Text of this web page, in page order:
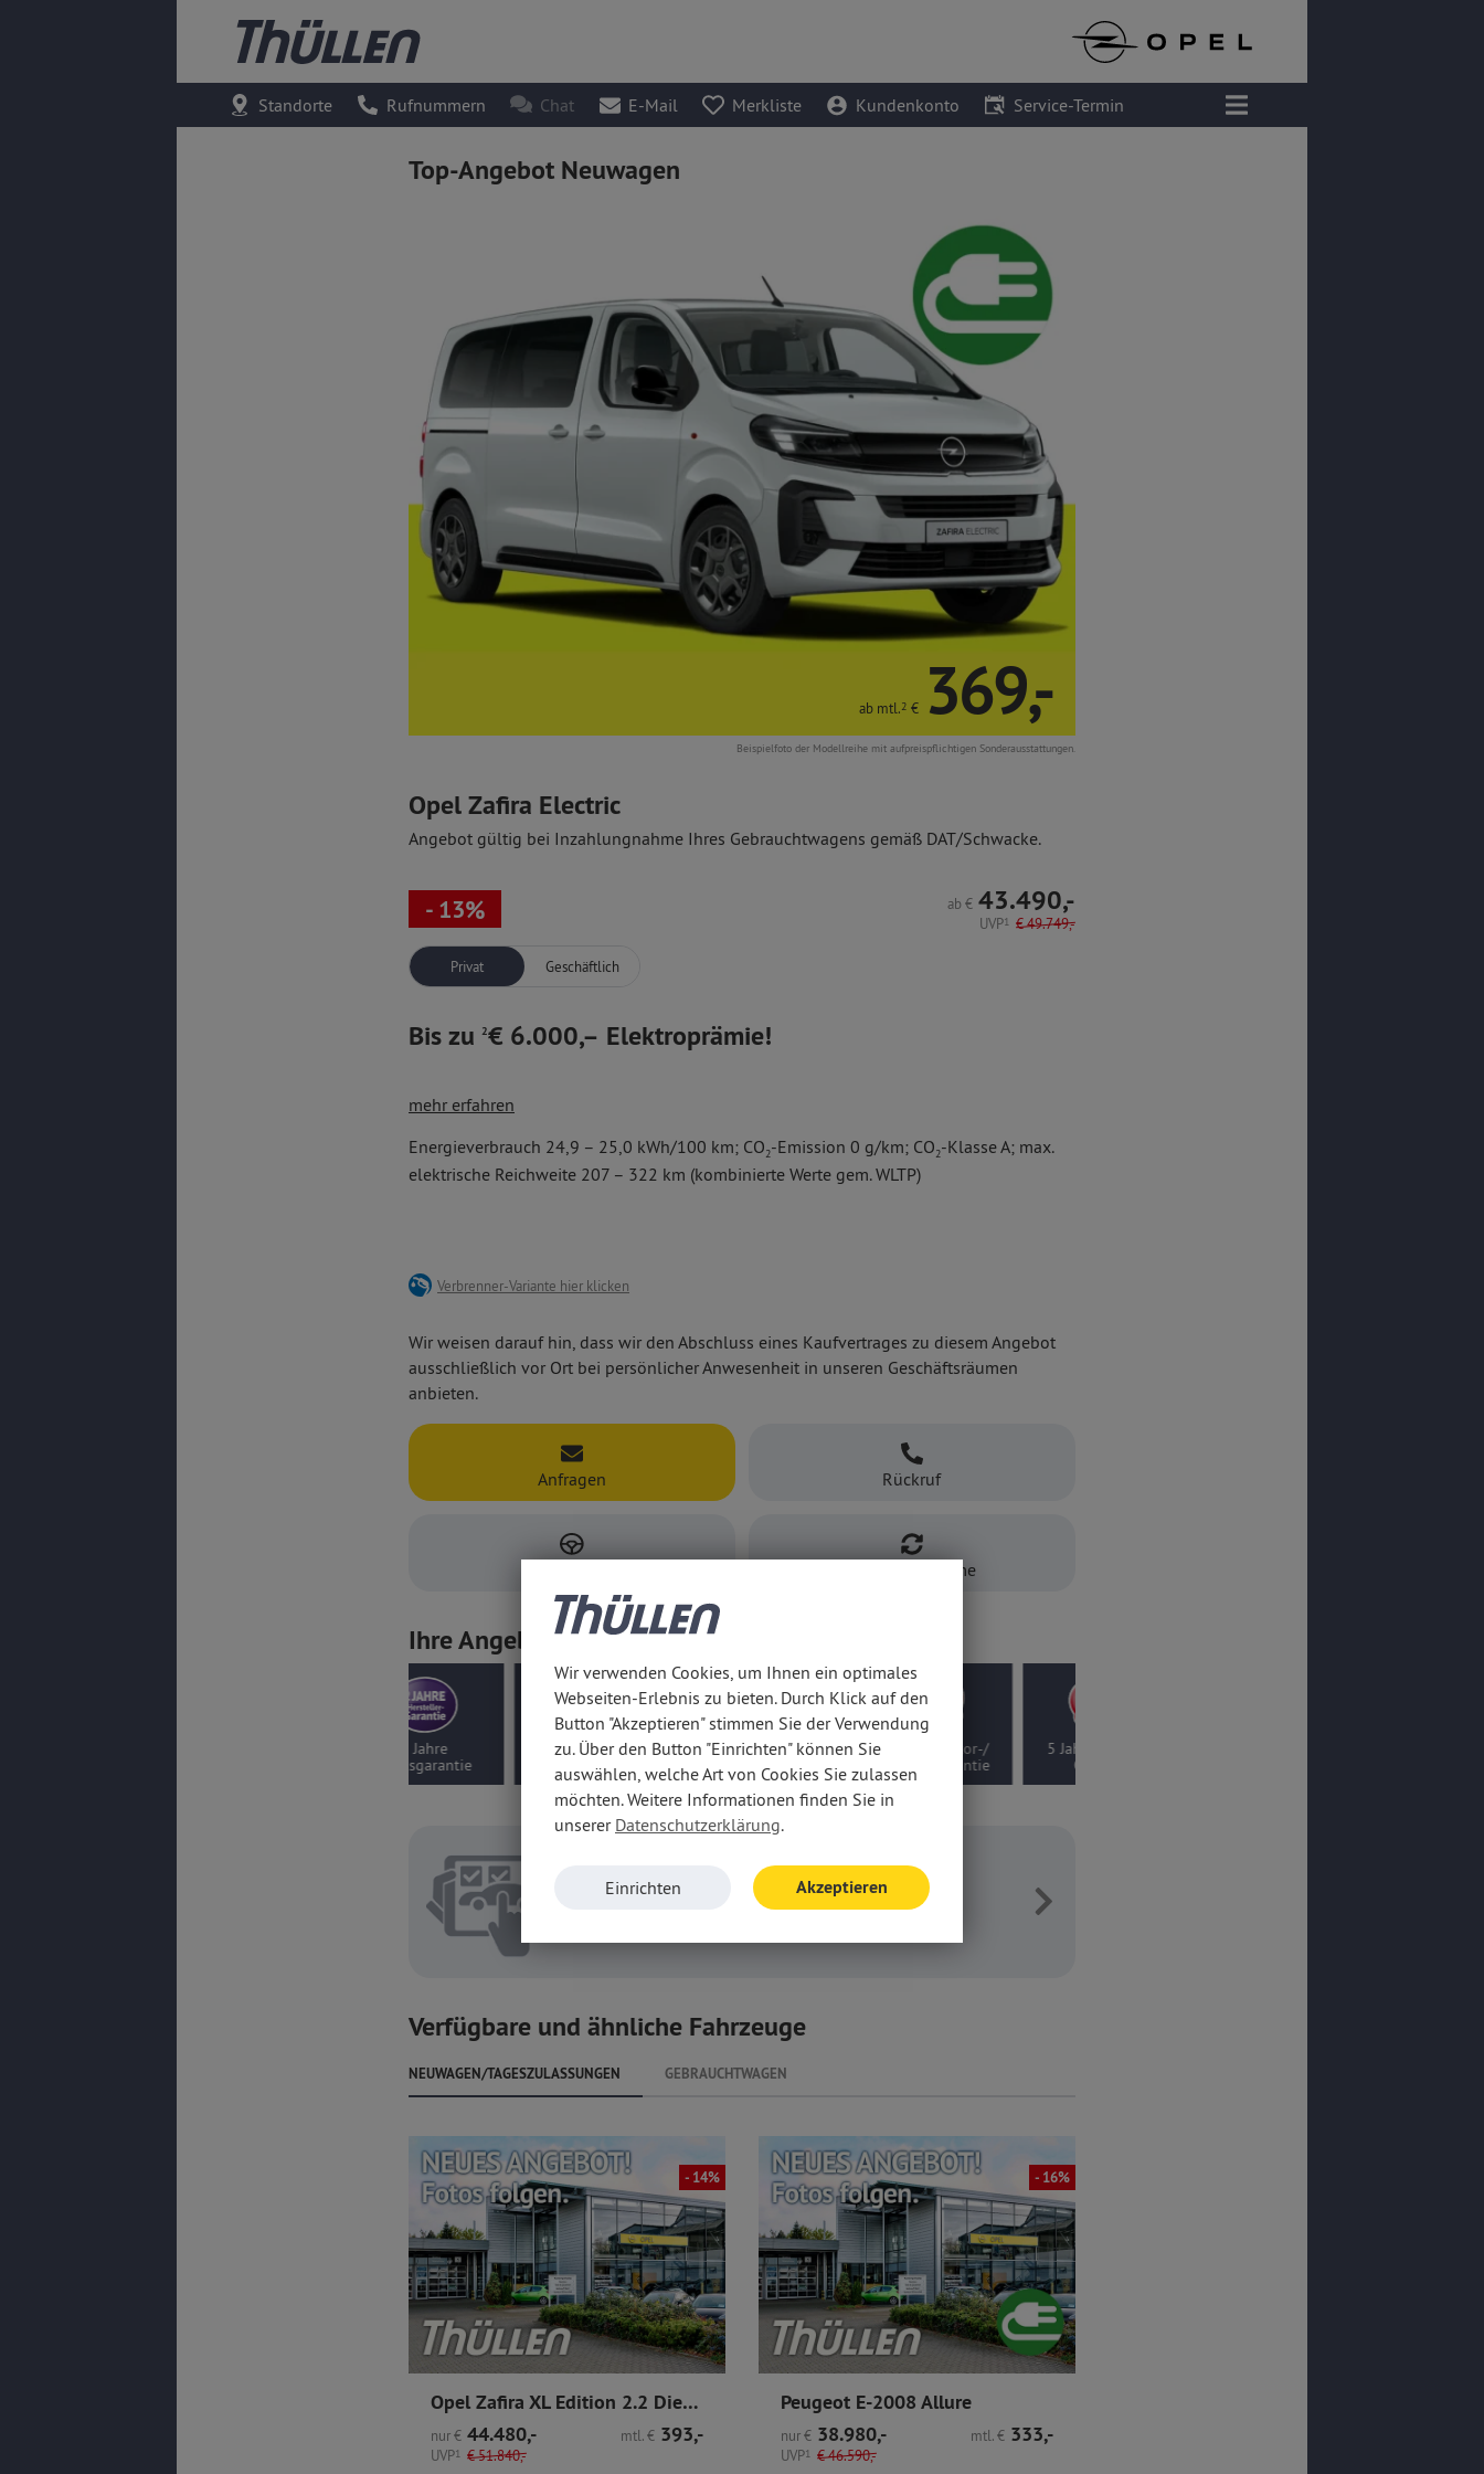
Standorte Rufnummern Chat E-Mail Merkliste Kundenkonto Service-Termin
Top-Angebot Neuwagen
ab mtl.2 € 369,-
Beispielfoto der Modellreihe mit aufpreispflichtigen Sonderausstattungen.
Opel Zafira Electric
Angebot gültig bei Inzahlungnahme Ihres Gebrauchtwagens gemäß DAT/Schwacke.
- 13% ab € 43.490,-
UVP1 €49.749,-
Privat Geschäftlich
Bis zu 2€ 6.000,– Elektroprämie!
Lernen Sie seine Vielseitigkeit kennen und fragen Sie nach den unterschiedlichen
Ausstattungsvarianten der Modellreihe! Unser Angebot: Der Zafira Electric als 9-Sitzer, z.
B. ausgestattet mit
Spurhalteassistent,
Klimaanlage und
mehr erfahren
Energieverbrauch 24,9 – 25,0 kWh/100 km; CO2-Emission 0 g/km; CO2-Klasse A; max.
elektrische Reichweite 207 – 322 km (kombinierte Werte gem. WLTP)
Verbrenner-Variante hier klicken
Wir weisen darauf hin, dass wir den Abschluss eines Kaufvertrages zu diesem Angebot
ausschließlich vor Ort bei persönlicher Anwesenheit in unseren Geschäftsräumen
anbieten.
Anfragen Rückruf
Inzahlungnahme
Ihre Angebots-Vorteile
Beratungsqualität
Deutsches Modell,
kein EU-Import
10 Jahre Motor-/
Getriebegarantie
5 Jahre Thüllen-
Garantie
Konfigurieren
Verfügbare und ähnliche Fahrzeuge
NEUWAGEN/TAGESZULASSUNGEN GEBRAUCHTWAGEN
- 14%
Opel Zafira XL Edition 2.2 Diesel 8-Sitzer
nur€ 44.480,-
UVP1 €51.840,-
mtl.€ 393,-
- 16%
Peugeot E-2008 Allure
nur€ 38.980,-
UVP1 €46.590,-
mtl.€ 333,-
Wir verwenden Cookies, um Ihnen ein optimales
Webseiten-Erlebnis zu bieten. Durch Klick auf den
Button "Akzeptieren" stimmen Sie der Verwendung
zu. Über den Button "Einrichten" können Sie
auswählen, welche Art von Cookies Sie zulassen
möchten. Weitere Informationen finden Sie in
unserer Datenschutzerklärung.
Einrichten Akzeptieren